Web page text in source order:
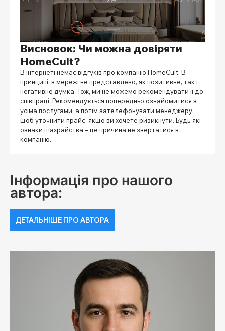
Висновок: Чи можна довіряти
HomeCult?
В інтернеті немає відгуків про компанію HomeCult. В
принципі, в мережі не представлено, як позитивне, так і
негативне думка. Тож, ми не можемо рекомендувати її до
співпраці. Рекомендується попередньо ознайомитися з
усіма послугами, а потім зателефонувати менеджеру,
щоб уточнити прайс, якщо ви хочете ризикнути. Будь-які
ознаки шахрайства – це причина не звертатися в
компанію.
Інформація про нашого
автора:
ДЕТАЛЬНІШЕ ПРО АВТОРА